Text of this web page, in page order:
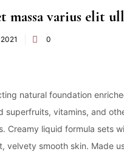
massa varius elit
0
natural foundation
superfruits, vitamins, and
Creamy liquid formula sets
velvety smooth skin. Made
Créer un compte